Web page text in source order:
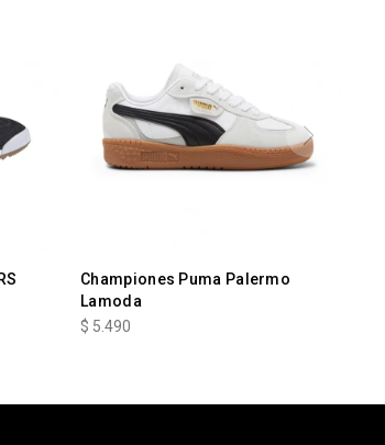
Championes Puma Palermo
Lamoda
$ 5.490